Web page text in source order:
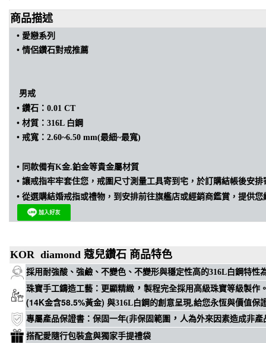
商品描述
• 愛戀系列
•情侶鑽石對戒推薦
男戒
•鑽石：0.01 CT
•材質：316L 白鋼
•戒寬：2.60~6.50 mm(最細~最寬)
• 同款備有K金.鉑金等貴金屬材質
•讓戒指牢牢套住您，戒圍尺寸測量工具寄到宅，於訂購結帳後安排
•從選購結婚戒指或禮物，到安排前往旗艦店或經銷商鑑賞，提供
KOR diamond 蔻兒鑽石 商品特色
採用耐強酸、強鹼、不變色、不變形與穩定性高的316L白鋼特性
珠寶手工鑄造工藝 ： 更顯精緻 ， 製程完全採用高級珠寶等級製作
(14K金含58.5%黃金) 與316L白鋼的創意呈現,給您永恆與價值保
專屬產品保證書 ： 保固一年(非保固範圍 ， 人為外來因素造成非產
搭配愛隨行包裝盒與獨家手提禮袋